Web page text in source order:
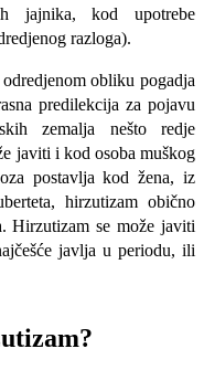
jajnika, kod upotrebe
razloga).
obliku pogadja
predilekcija za pojavu
zemalja nešto redje
javiti i kod osoba muškog
postavlja kod žena, iz
hirzutizam obično
Hirzutizam se može javiti
javlja u periodu, ili